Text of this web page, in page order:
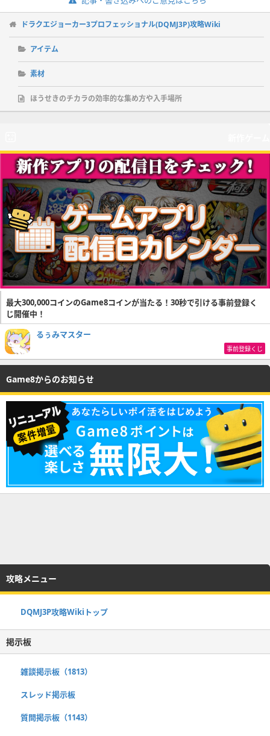
ドラクエジョーカー3プロフェッショナル(DQMJ3P)攻略Wiki
アイテム
素材
ほうせきのチカラの効率的な集め方や入手場所
最大300,000コインのGame8コインが当たる！30秒で引ける事前登録く
じ開催中！
るぅみマスター
事前登録くじ
Game8からのお知らせ
攻略メニュー
DQMJ3P攻略Wikiトップ
掲示板
雑談掲示板（1813）
スレッド掲示板
質問掲示板（1143）